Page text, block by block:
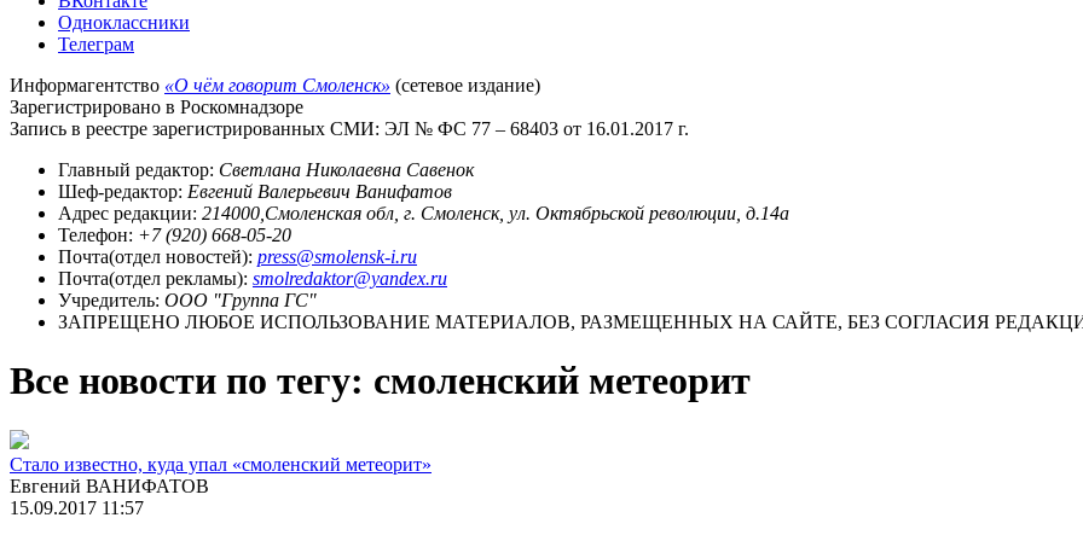
Одноклассники
Телеграм
Информагентство «О чём говорит Смоленск» (сетевое издание)
Зарегистрировано в Роскомнадзоре
Запись в реестре зарегистрированных СМИ: ЭЛ № ФС 77 – 68403 от 16.01.2017 г.
Главный редактор: Светлана Николаевна Савенок
Шеф-редактор: Евгений Валерьевич Ванифатов
Адрес редакции: 214000,Смоленская обл, г. Смоленск, ул. Октябрьской революции, д.14а
Телефон: +7 (920) 668-05-20
Почта(отдел новостей): press@smolensk-i.ru
Почта(отдел рекламы): smolredaktor@yandex.ru
Учредитель: ООО "Группа ГС"
ЗАПРЕЩЕНО ЛЮБОЕ ИСПОЛЬЗОВАНИЕ МАТЕРИАЛОВ, РАЗМЕЩЕННЫХ НА САЙТЕ, БЕЗ СОГЛАСИЯ
Все новости по тегу: смоленский метеорит
Стало известно, куда упал «смоленский метеорит»
Евгений ВАНИФАТОВ
15.09.2017 11:57